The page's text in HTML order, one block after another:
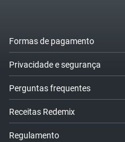
Formas de pagamento
Privacidade e segurança
Perguntas frequentes
Receitas Redemix
Regulamento